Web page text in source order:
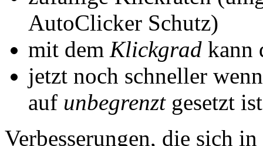
AutoClicker Schutz)
mit dem Klickgrad kann
jetzt noch schneller
auf unbegrenztgesetzt
Verbesserungen, die sich